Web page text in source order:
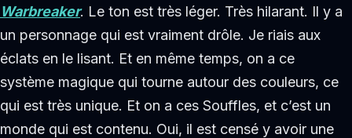
Warbreaker. Le ton est très léger. Très hilarant. Il y a
un personnage qui est vraiment drôle. Je riais aux
éclats en le lisant. Et en même temps, on a ce
système magique qui tourne autour des couleurs, ce
qui est très unique. Et on a ces Souffles, et c’est un
monde qui est contenu. Oui, il est censé y avoir une